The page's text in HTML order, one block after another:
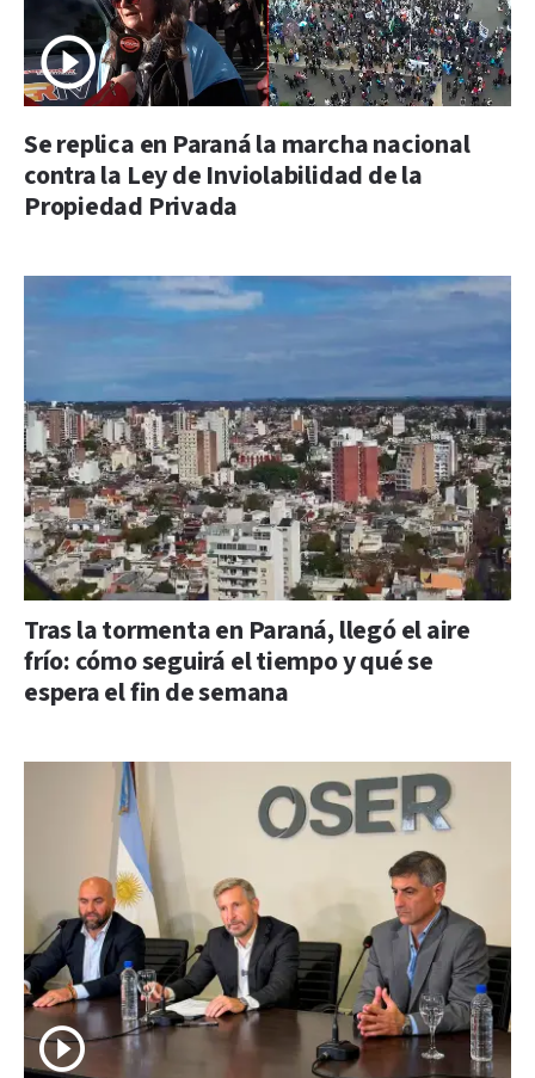
Se replica en Paraná la marcha nacional
contra la Ley de Inviolabilidad de la
Propiedad Privada
Tras la tormenta en Paraná, llegó el aire
frío: cómo seguirá el tiempo y qué se
espera el fin de semana